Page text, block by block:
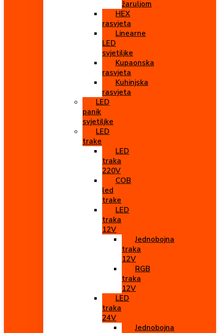
žaruljom
HEX
rasvjeta
Linearne
LED
svjetiljke
Kupaonska
rasvjeta
Kuhinjska
rasvjeta
LED
panik
svjetiljke
LED
trake
LED
traka
220V
COB
led
trake
LED
traka
12V
Jednobojna
traka
12V
RGB
traka
12V
LED
traka
24V
Jednobojna